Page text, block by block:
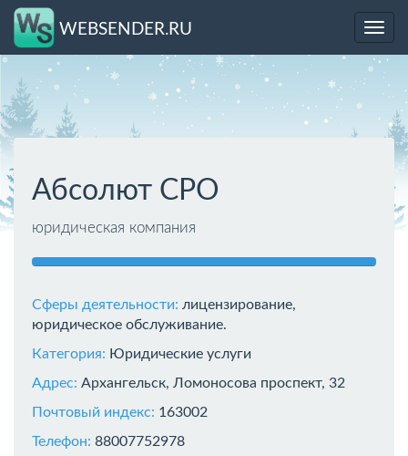
WEBSENDER.RU
Абсолют СРО
юридическая компания
Сферы деятельности: лицензирование,
юридическое обслуживание.
Категория: Юридические услуги
Адрес: Архангельск, Ломоносова проспект, 32
Почтовый индекс: 163002
Телефон: 88007752978